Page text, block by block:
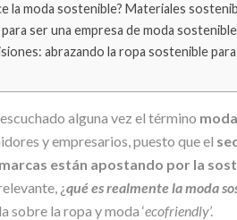
la moda sostenible? Materiales
ser una empresa de moda
abrazando la ropa sostenible
alguna vez el término
y empresarios, puesto que el
marcas están apostando por la
¿qué es realmente la moda
sobre la ropa y moda ‘ecofriendly’.